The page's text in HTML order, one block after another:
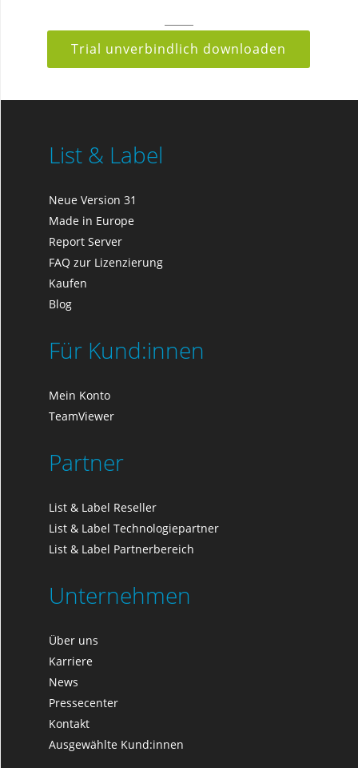
Trial unverbindlich downloaden
List & Label
Neue Version 31
Made in Europe
Report Server
FAQ zur Lizenzierung
Kaufen
Blog
Für Kund:innen
Mein Konto
TeamViewer
Partner
List & Label Reseller
List & Label Technologiepartner
List & Label Partnerbereich
Unternehmen
Über uns
Karriere
News
Pressecenter
Kontakt
Ausgewählte Kund:innen